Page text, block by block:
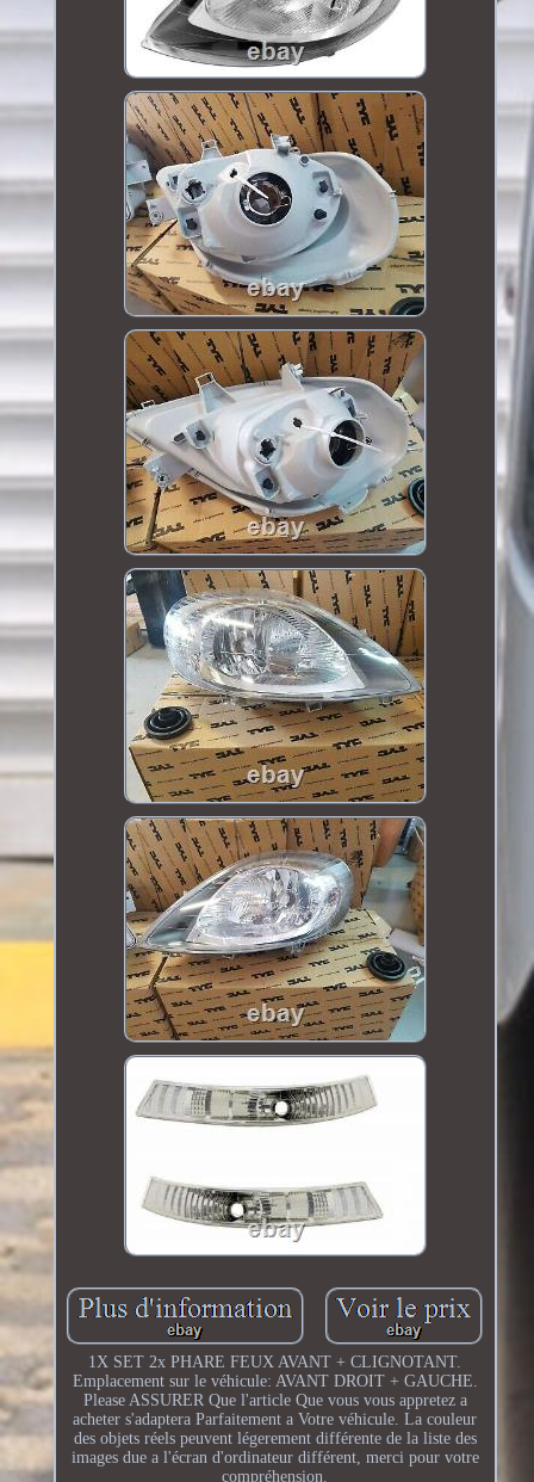
1X SET 2x PHARE FEUX AVANT + CLIGNOTANT.
Emplacement sur le véhicule: AVANT DROIT + GAUCHE.
Please ASSURER Que l'article Que vous vous appretez a
acheter s'adaptera Parfaitement a Votre véhicule. La couleur
des objets réels peuvent légerement différente de la liste des
images due a l'écran d'ordinateur différent, merci pour votre
compréhension.